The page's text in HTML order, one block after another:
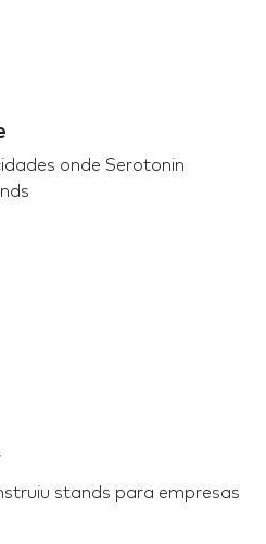
onde Serotonin
stands para empresas